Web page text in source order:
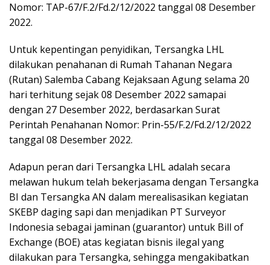
Nomor: TAP-67/F.2/Fd.2/12/2022 tanggal 08 Desember
2022.
Untuk kepentingan penyidikan, Tersangka LHL
dilakukan penahanan di Rumah Tahanan Negara
(Rutan) Salemba Cabang Kejaksaan Agung selama 20
hari terhitung sejak 08 Desember 2022 samapai
dengan 27 Desember 2022, berdasarkan Surat
Perintah Penahanan Nomor: Prin-55/F.2/Fd.2/12/2022
tanggal 08 Desember 2022.
Adapun peran dari Tersangka LHL adalah secara
melawan hukum telah bekerjasama dengan Tersangka
BI dan Tersangka AN dalam merealisasikan kegiatan
SKEBP daging sapi dan menjadikan PT Surveyor
Indonesia sebagai jaminan (guarantor) untuk Bill of
Exchange (BOE) atas kegiatan bisnis ilegal yang
dilakukan para Tersangka, sehingga mengakibatkan